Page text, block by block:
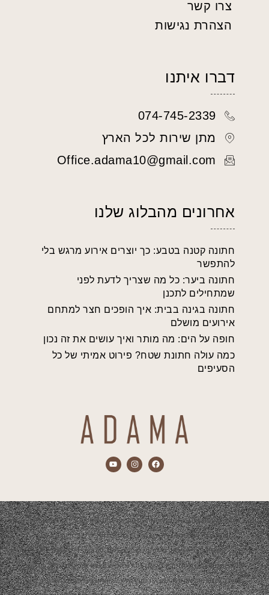
צרו קשר
הצהרת נגישות
דברו איתנו
074-745-2339
מתן שירות לכל הארץ
Office.adama10@gmail.com
אחרונים מהבלוג שלנו
חתונה קטנה בטבע: כך יוצרים אירוע מרגש בלי
להתפשר
חתונה ביער: כל מה שצריך לדעת לפני
שמתחילים לתכנן
חתונה בגינה בבית: איך הופכים חצר למתחם
אירועים מושלם
חופה על הים: מה מותר ואיך עושים את זה נכון
כמה עולה חתונת שטח? פירוט אמיתי של כל
הסעיפים
התכנים המוצגים באתר הם אך ורק מתוך אירועים שהופקו ע"י חברת אדמה.
הפקת האירועים תמיד תהיה בשיתוף צדדים נוספים כגון: ריהוט, עיצוב,
קייטרינג, נכסי שטח, סידור פרחים, צלמים, להקות, די ג'יי ועוד…
התכנים המוצגים באתר יהיו באישור קבלני המשנה ובשיתוף פעולה של פרסום
ועבודה משותפת. אם והיה ומצאת תוכן שלא לרוחך ובבעלותך זכויות יוצרים או